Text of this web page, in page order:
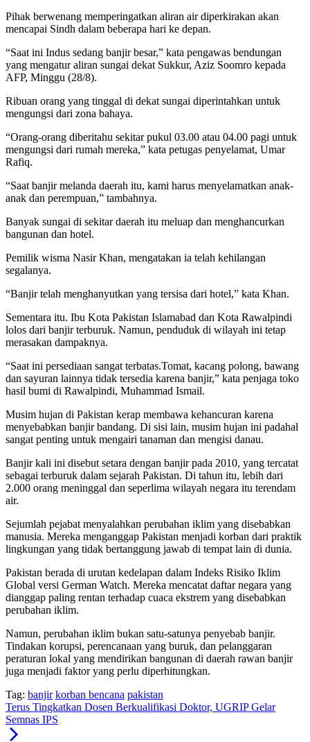
Pihak berwenang memperingatkan aliran air diperkirakan akan
mencapai Sindh dalam beberapa hari ke depan.
“Saat ini Indus sedang banjir besar,” kata pengawas bendungan
yang mengatur aliran sungai dekat Sukkur, Aziz Soomro kepada
AFP, Minggu (28/8).
Ribuan orang yang tinggal di dekat sungai diperintahkan untuk
mengungsi dari zona bahaya.
“Orang-orang diberitahu sekitar pukul 03.00 atau 04.00 pagi untuk
mengungsi dari rumah mereka,” kata petugas penyelamat, Umar
Rafiq.
“Saat banjir melanda daerah itu, kami harus menyelamatkan anak-
anak dan perempuan,” tambahnya.
Banyak sungai di sekitar daerah itu meluap dan menghancurkan
bangunan dan hotel.
Pemilik wisma Nasir Khan, mengatakan ia telah kehilangan
segalanya.
“Banjir telah menghanyutkan yang tersisa dari hotel,” kata Khan.
Sementara itu. Ibu Kota Pakistan Islamabad dan Kota Rawalpindi
lolos dari banjir terburuk. Namun, penduduk di wilayah ini tetap
merasakan dampaknya.
“Saat ini persediaan sangat terbatas.Tomat, kacang polong, bawang
dan sayuran lainnya tidak tersedia karena banjir,” kata penjaga toko
hasil bumi di Rawalpindi, Muhammad Ismail.
Musim hujan di Pakistan kerap membawa kehancuran karena
menyebabkan banjir bandang. Di sisi lain, musim hujan ini padahal
sangat penting untuk mengairi tanaman dan mengisi danau.
Banjir kali ini disebut setara dengan banjir pada 2010, yang tercatat
sebagai terburuk dalam sejarah Pakistan. Di tahun itu, lebih dari
2.000 orang meninggal dan seperlima wilayah negara itu terendam
air.
Sejumlah pejabat menyalahkan perubahan iklim yang disebabkan
manusia. Mereka menganggap Pakistan menjadi korban dari praktik
lingkungan yang tidak bertanggung jawab di tempat lain di dunia.
Pakistan berada di urutan kedelapan dalam Indeks Risiko Iklim
Global versi German Watch. Mereka mencatat daftar negara yang
dianggap paling rentan terhadap cuaca ekstrem yang disebabkan
perubahan iklim.
Namun, perubahan iklim bukan satu-satunya penyebab banjir.
Tindakan korupsi, perencanaan yang buruk, dan pelanggaran
peraturan lokal yang mendirikan bangunan di daerah rawan banjir
juga menjadi faktor yang perlu diperhitungkan.
Tag: banjir korban bencana pakistan
Terus Tingkatkan Dosen Berkualifikasi Doktor, UGRIP Gelar
Semnas IPS